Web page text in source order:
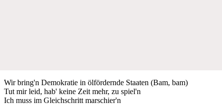
Wir bring'n Demokratie in ölfördernde Staaten (Bam, bam)
Tut mir leid, hab' keine Zeit mehr, zu spiel'n
Ich muss im Gleichschritt marschier'n